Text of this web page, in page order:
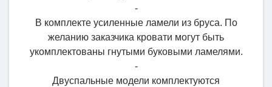
-
В комплекте усиленные ламели из бруса. По
желанию заказчика кровати могут быть
укомплектованы гнутыми буковыми ламелями.
-
Двуспальные модели комплектуются